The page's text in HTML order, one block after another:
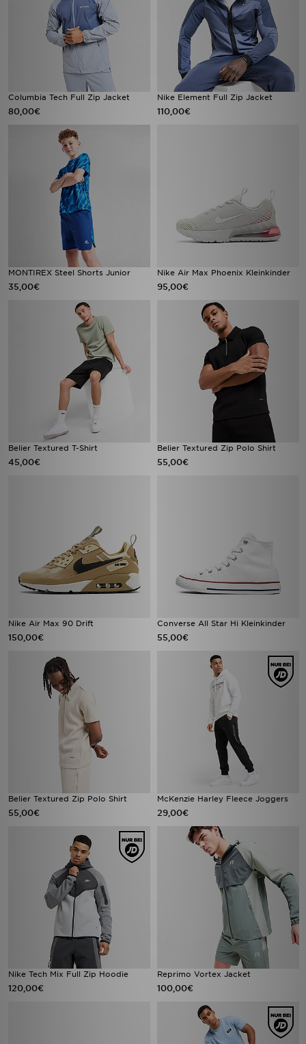
Columbia Tech Full Zip Jacket
80,00€
Nike Element Full Zip Jacket
110,00€
MONTIREX Steel Shorts Junior
35,00€
Nike Air Max Phoenix Kleinkinder
95,00€
Belier Textured T-Shirt
45,00€
Belier Textured Zip Polo Shirt
55,00€
Nike Air Max 90 Drift
150,00€
Converse All Star Hi Kleinkinder
55,00€
Belier Textured Zip Polo Shirt
55,00€
McKenzie Harley Fleece Joggers
29,00€
Nike Tech Mix Full Zip Hoodie
120,00€
Reprimo Vortex Jacket
100,00€